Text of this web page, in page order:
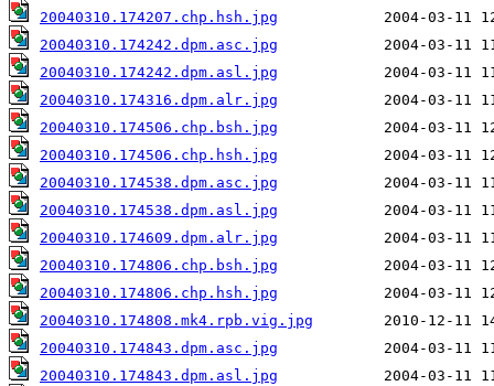
20040310.174207.chp.hsh.jpg
20040310.174242.dpm.asc.jpg
20040310.174242.dpm.asl.jpg
20040310.174316.dpm.alr.jpg
20040310.174506.chp.bsh.jpg
20040310.174506.chp.hsh.jpg
20040310.174538.dpm.asc.jpg
20040310.174538.dpm.asl.jpg
20040310.174609.dpm.alr.jpg
20040310.174806.chp.bsh.jpg
20040310.174806.chp.hsh.jpg
20040310.174808.mk4.rpb.vig.jpg
20040310.174843.dpm.asc.jpg
20040310.174843.dpm.asl.jpg